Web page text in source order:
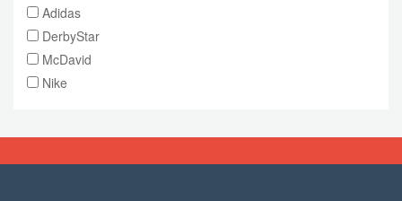
Adidas
DerbyStar
McDavid
Nike